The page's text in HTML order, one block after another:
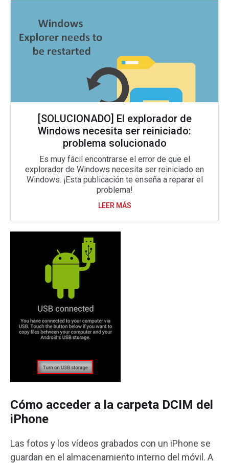
[SOLUCIONADO] El explorador de
Windows necesita ser reiniciado:
problema solucionado
Es muy fácil encontrarse el error de que el
explorador de Windows necesita ser reiniciado en
Windows. ¡Esta publicación te enseña a reparar el
problema!
LEER MÁS
Cómo acceder a la carpeta DCIM del
iPhone
Las fotos y los vídeos grabados con un iPhone se
guardan en el almacenamiento interno del móvil. A